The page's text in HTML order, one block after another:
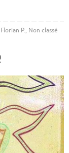
P., Non classé